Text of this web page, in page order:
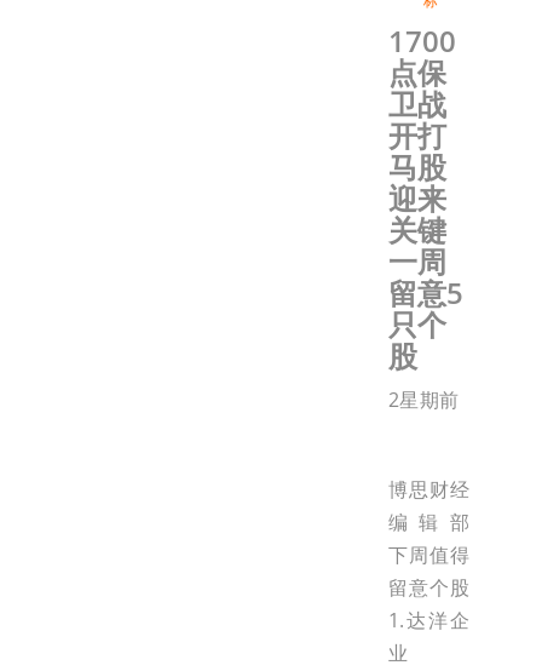
1700
点保
卫战
开打
马股
迎来
关键
一周
留意5
只个
股
2星期前
博思财经
编辑部
下周值得
留意个股
1.达洋企
业